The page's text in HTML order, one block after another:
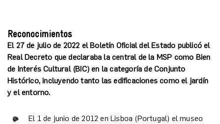
Reconocimientos
El 27 de julio de 2022 el Boletín Oficial del Estado publicó el
Real Decreto que declaraba la central de la MSP como Bien
de Interés Cultural (BIC) en la categoría de Conjunto
Histórico, incluyendo tanto las edificaciones como el jardín
y el entorno.
El 1 de junio de 2012 en Lisboa (Portugal) el museo